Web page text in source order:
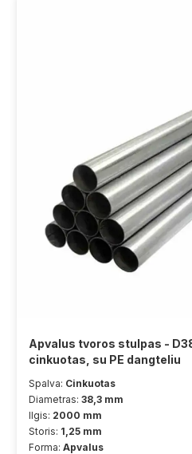
Apvalus tvoros stulpas -
cinkuotas, su PE dangteliu
Spalva: Cinkuotas
Diametras: 38,3 mm
Ilgis: 2000 mm
Storis: 1,25 mm
Forma: Apvalus